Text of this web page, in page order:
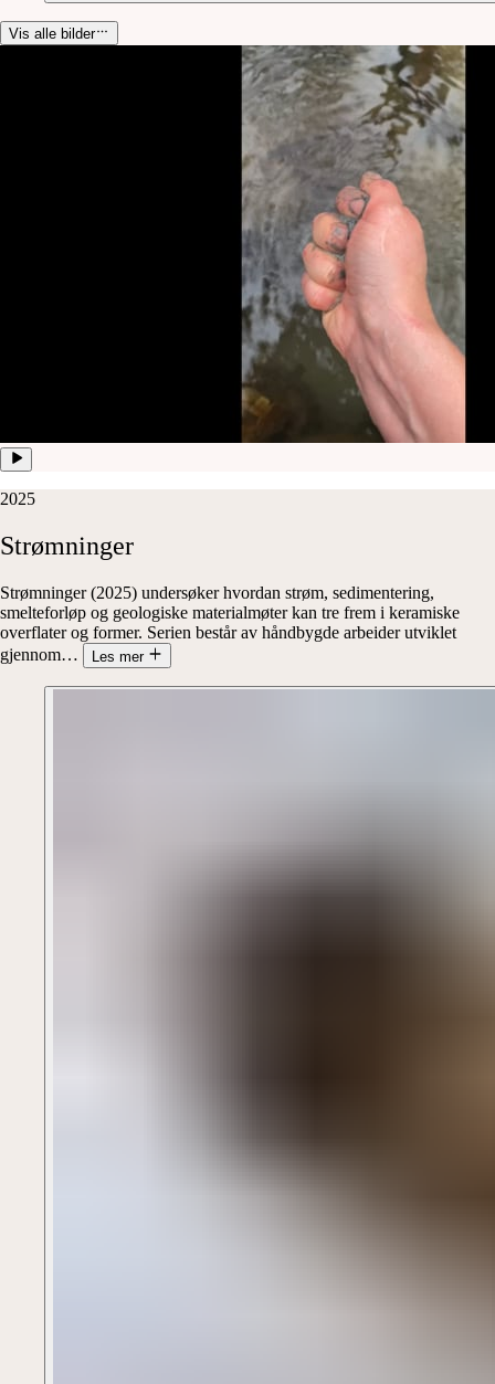
Vis alle bilder
2025
Strømninger
Strømninger (2025) undersøker hvordan strøm, sedimentering,
smelteforløp og geologiske materialmøter kan tre frem i keramiske
overflater og former. Serien består av håndbygde arbeider utviklet
gjennom… Les mer